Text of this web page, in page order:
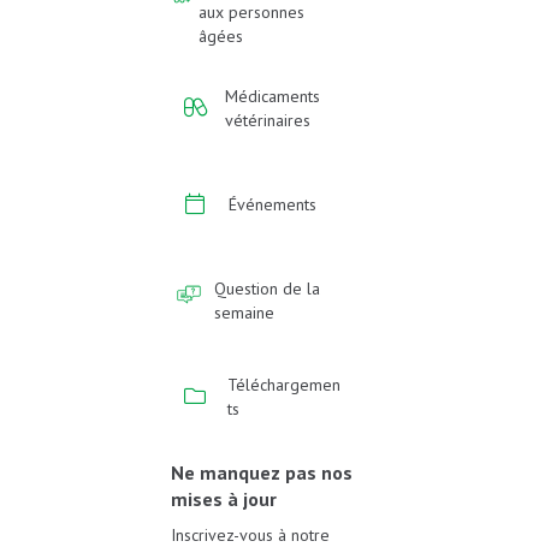
aux personnes
âgées
Médicaments
vétérinaires
Événements
Question de la
semaine
Téléchargemen
ts
Ne manquez pas nos
mises à jour
Inscrivez-vous à notre